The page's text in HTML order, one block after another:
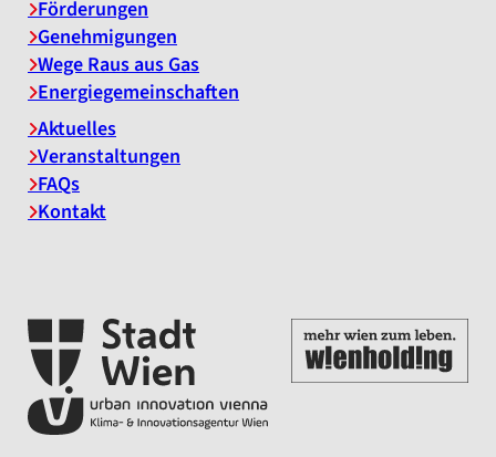
Förderungen
Genehmigungen
Wege Raus aus Gas
Energiegemeinschaften
Aktuelles
Veranstaltungen
FAQs
Kontakt